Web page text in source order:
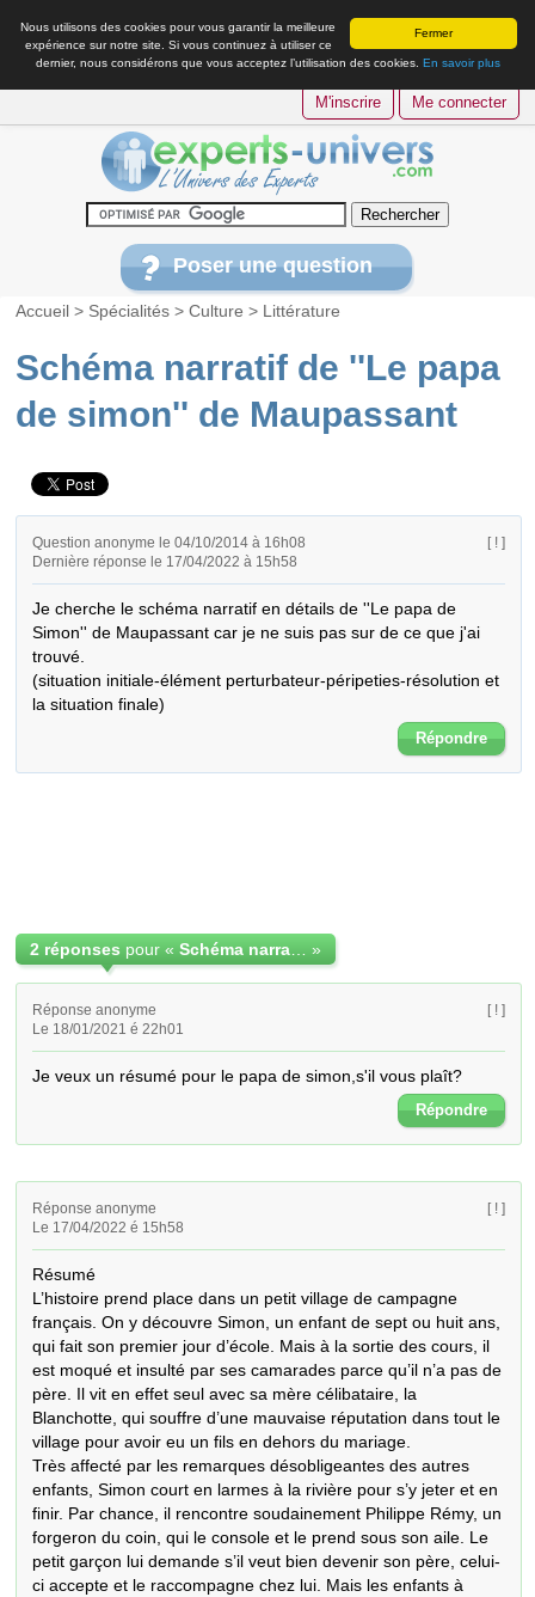
Fermer
Nous utilisons des cookies pour vous garantir la meilleure
expérience sur notre site. Si vous continuez à utiliser ce
dernier, nous considérons que vous acceptez l’utilisation des cookies. En savoir plus
M'inscrire Me connecter
Poser une question
Accueil > Spécialités >Culture > Littérature
Schéma narratif de ''Le papa
de simon'' de Maupassant
Question anonyme le 04/10/2014 à 16h08
Dernière réponse le 17/04/2022 à 15h58
[ ! ]
Je cherche le schéma narratif en détails de ''Le papa de
Simon'' de Maupassant car je ne suis pas sur de ce que j'ai
trouvé.
(situation initiale-élément perturbateur-péripeties-résolution et
la situation finale)
Répondre
2 réponses pour « »
Réponse anonyme
Le 18/01/2021 é 22h01
[ ! ]
Je veux un résumé pour le papa de simon,s'il vous plaît?
Répondre
Réponse anonyme
Le 17/04/2022 é 15h58
[ ! ]
Résumé
L’histoire prend place dans un petit village de campagne
français. On y découvre Simon, un enfant de sept ou huit ans,
qui fait son premier jour d’école. Mais à la sortie des cours, il
est moqué et insulté par ses camarades parce qu’il n’a pas de
père. Il vit en effet seul avec sa mère célibataire, la
Blanchotte, qui souffre d’une mauvaise réputation dans tout le
village pour avoir eu un fils en dehors du mariage.
Très affecté par les remarques désobligeantes des autres
enfants, Simon court en larmes à la rivière pour s’y jeter et en
finir. Par chance, il rencontre soudainement Philippe Rémy, un
forgeron du coin, qui le console et le prend sous son aile. Le
petit garçon lui demande s’il veut bien devenir son père, celui-
ci accepte et le raccompagne chez lui. Mais les enfants à